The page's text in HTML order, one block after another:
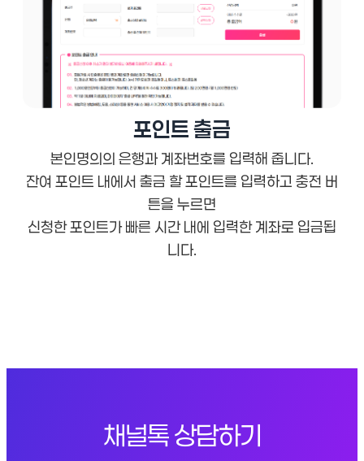
포인트 출금
본인명의의 은행과 계좌번호를 입력해 줍니다.
잔여 포인트 내에서 출금 할 포인트를 입력하고 충전 버
튼을 누르면
신청한 포인트가 빠른 시간 내에 입력한 계좌로 입금됩
니다.
채널톡 상담하기